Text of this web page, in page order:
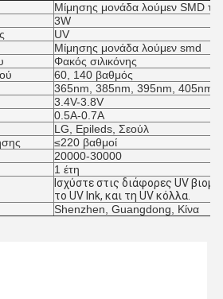
Μίμησης μονάδα λούμεν SMD
3W
UV
Μίμησης μονάδα λούμεν smd
Φακός σιλικόνης
60, 140 βαθμός
365nm, 385nm, 395nm, 405nm
3.4V-3.8V
0.5A-0.7A
LG, Epileds , Σεούλ
≤220 βαθμοί
20000-30000
1 έτη
Ισχύστε στις διάφορες UV
το UV lnk, και τη UV κόλλα.
Shenzhen, Guangdong, Κίνα